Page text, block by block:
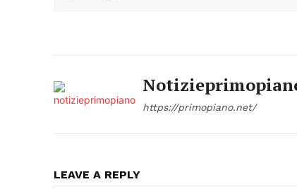
https://primopiano.net/
LEAVE A REPLY